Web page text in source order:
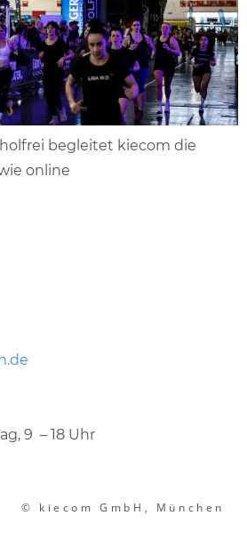
begleitet kiecom die
online
9 – 18 Uhr
© kiecom GmbH, München